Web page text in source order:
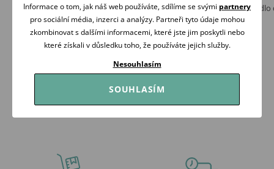
BabyMatex Nepromokavé jersey
prostěradlo 140x70cm KRÉMOVÉ
319 Kč
Skladem
Albero Mio
(J003) RŮŽOVÁ
199 Kč
Skladem
Informace o tom, jak náš web používáte, sdílíme se svými partnery
pro sociální média, inzerci a analýzy. Partneři tyto údaje mohou
zkombinovat s dalšími informacemi, které jste jim poskytli nebo
které získali v důsledku toho, že používáte jejich služby.
Nesouhlasím
SOUHLASÍM